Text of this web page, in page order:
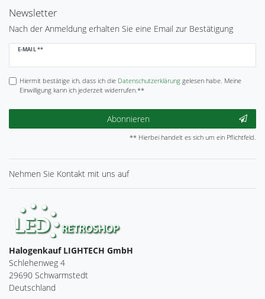
Newsletter
Nach der Anmeldung erhalten Sie eine Email zur Bestätigung
E-MAIL **
Newsletter
Hiermit bestätige ich, dass ich die Daten­schutz­erklärunggelesen habe. Meine
Einwilligung kann ich jederzeit widerrufen.**
Abonnieren
** Hierbei handelt es sich um ein Pflichtfeld.
Nehmen Sie Kontakt mit uns auf
Halogenkauf LIGHTECH GmbH
Schlehenweg 4
29690 Schwarmstedt
Deutschland